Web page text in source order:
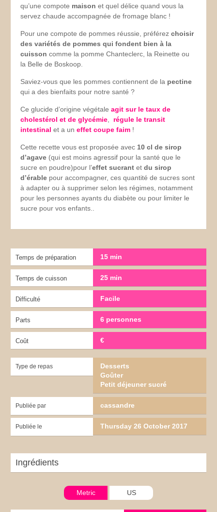
qu’une compote maison et quel délice quand vous la
servez chaude accompagnée de fromage blanc !
Pour une compote de pommes réussie, préférezchoisir
des variétés de pommes qui fondent bien à la
cuisson comme la pomme Chanteclerc, la Reinette ou
la Belle de Boskoop.
Saviez-vous que les pommes contiennent de la pectine
qui a des bienfaits pour notre santé ?
Ce glucide d’origine végétaleagit sur le taux de
cholestérol et de glycémie
régule le transit
intestinal et a uneffet coupe faim !
Cette recette vous est proposée avec 10 cl de sirop
d’agave (qui est moins agressif pour la santé que le
sucre en poudre)pour l’effet sucrantet du sirop
d’érable pour accompagner, ces quantité de sucres sont
à adapter ou à supprimer selon les régimes, notamment
pour les personnes ayants du diabète ou pour limiter le
sucre pour vos enfants..
Temps de préparation 15 min
Temps de cuisson 25 min
Difficulté Facile
Parts 6 personnes
Coût €
Type de repas
Desserts
Goûter
Petit déjeuner sucré
Publiée par cassandre
Publiée le Thursday 26 October 2017
Ingrédients
Metric US